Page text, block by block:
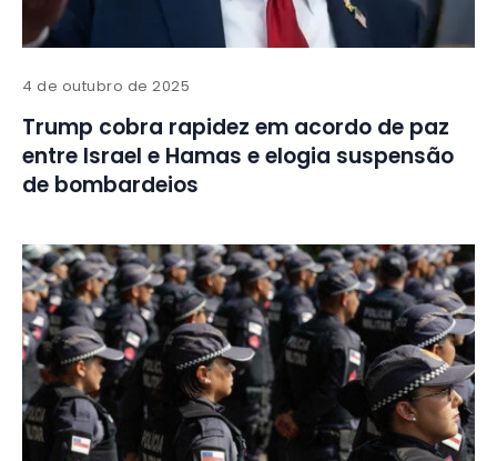
4 de outubro de 2025
Trump cobra rapidez em acordo de paz
entre Israel e Hamas e elogia suspensão
de bombardeios